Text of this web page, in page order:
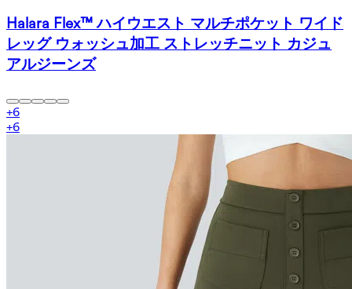
Halara Flex™ ハイウエスト マルチポケット ワイド
レッグ ウォッシュ加工 ストレッチニット カジュ
アルジーンズ
+6
+6